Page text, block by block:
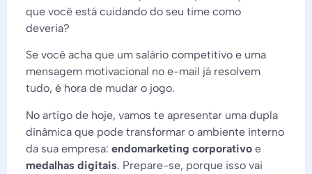
que você está cuidando do seu time como
deveria?
Se você acha que um salário competitivo e uma
mensagem motivacional no e-mail já resolvem
tudo, é hora de mudar o jogo.
No artigo de hoje, vamos te apresentar uma dupla
dinâmica que pode transformar o ambiente interno
da sua empresa: endomarketing corporativo e
medalhas digitais. Prepare-se, porque isso vai